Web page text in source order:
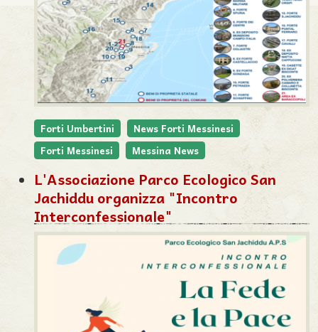
Forti Umbertini
News Forti Messinesi
Forti Messinesi
Messina News
L'Associazione Parco Ecologico San
Jachiddu organizza "Incontro
Interconfessionale"